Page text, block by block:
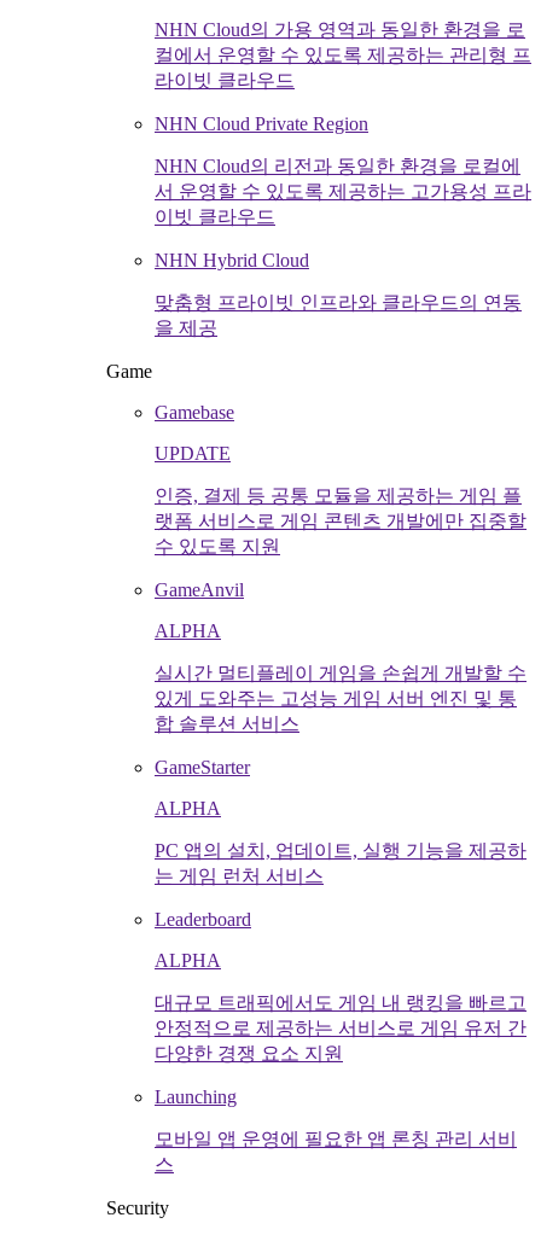
NHN Cloud의 가용 영역과 동일한 환경을 로
컬에서 운영할 수 있도록 제공하는 관리형 프
라이빗 클라우드
NHN Cloud Private Region
NHN Cloud의 리전과 동일한 환경을 로컬에
서 운영할 수 있도록 제공하는 고가용성 프라
이빗 클라우드
NHN Hybrid Cloud
맞춤형 프라이빗 인프라와 클라우드의 연동
을 제공
Game
Gamebase
UPDATE
인증, 결제 등 공통 모듈을 제공하는 게임 플
랫폼 서비스로 게임 콘텐츠 개발에만 집중할
수 있도록 지원
GameAnvil
ALPHA
실시간 멀티플레이 게임을 손쉽게 개발할 수
있게 도와주는 고성능 게임 서버 엔진 및 통
합 솔루션 서비스
GameStarter
ALPHA
PC 앱의 설치, 업데이트, 실행 기능을 제공하
는 게임 런처 서비스
Leaderboard
ALPHA
대규모 트래픽에서도 게임 내 랭킹을 빠르고
안정적으로 제공하는 서비스로 게임 유저 간
다양한 경쟁 요소 지원
Launching
모바일 앱 운영에 필요한 앱 론칭 관리 서비
스
Security